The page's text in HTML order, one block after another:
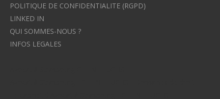
POLITIQUE DE CONFIDENTIALITE (RGPD)
LINKED IN
QUI SOMMES-NOUS ?
INFOS LEGALES